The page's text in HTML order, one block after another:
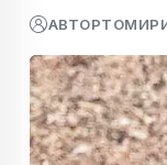
АВТОР